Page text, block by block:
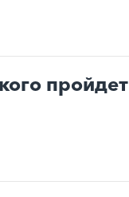
пройдет